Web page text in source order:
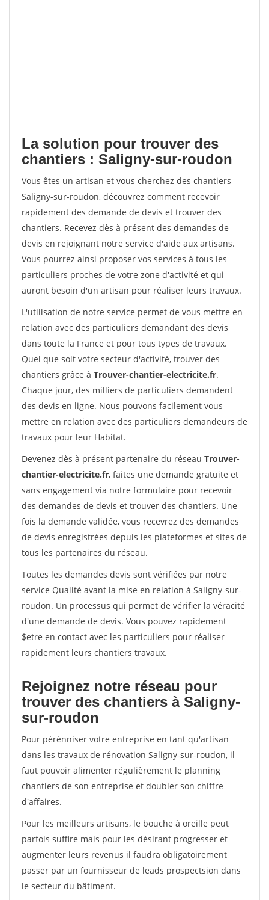
La solution pour trouver des
chantiers : Saligny-sur-roudon
Vous êtes un artisan et vous cherchez des chantiers
Saligny-sur-roudon, découvrez comment recevoir
rapidement des demande de devis et trouver des
chantiers. Recevez dès à présent des demandes de
devis en rejoignant notre service d'aide aux artisans.
Vous pourrez ainsi proposer vos services à tous les
particuliers proches de votre zone d'activité et qui
auront besoin d'un artisan pour réaliser leurs travaux.
L'utilisation de notre service permet de vous mettre en
relation avec des particuliers demandant des devis
dans toute la France et pour tous types de travaux.
Quel que soit votre secteur d'activité, trouver des
chantiers grâce à Trouver-chantier-electricite.fr.
Chaque jour, des milliers de particuliers demandent
des devis en ligne. Nous pouvons facilement vous
mettre en relation avec des particuliers demandeurs de
travaux pour leur Habitat.
Devenez dès à présent partenaire du réseau Trouver-
chantier-electricite.fr, faites une demande gratuite et
sans engagement via notre formulaire pour recevoir
des demandes de devis et trouver des chantiers. Une
fois la demande validée, vous recevrez des demandes
de devis enregistrées depuis les plateformes et sites de
tous les partenaires du réseau.
Toutes les demandes devis sont vérifiées par notre
service Qualité avant la mise en relation à Saligny-sur-
roudon. Un processus qui permet de vérifier la véracité
d'une demande de devis. Vous pouvez rapidement
$etre en contact avec les particuliers pour réaliser
rapidement leurs chantiers travaux.
Rejoignez notre réseau pour
trouver des chantiers à Saligny-
sur-roudon
Pour pérénniser votre entreprise en tant qu'artisan
dans les travaux de rénovation Saligny-sur-roudon, il
faut pouvoir alimenter régulièrement le planning
chantiers de son entreprise et doubler son chiffre
d'affaires.
Pour les meilleurs artisans, le bouche à oreille peut
parfois suffire mais pour les désirant progresser et
augmenter leurs revenus il faudra obligatoirement
passer par un fournisseur de leads prospectsion dans
le secteur du bâtiment.